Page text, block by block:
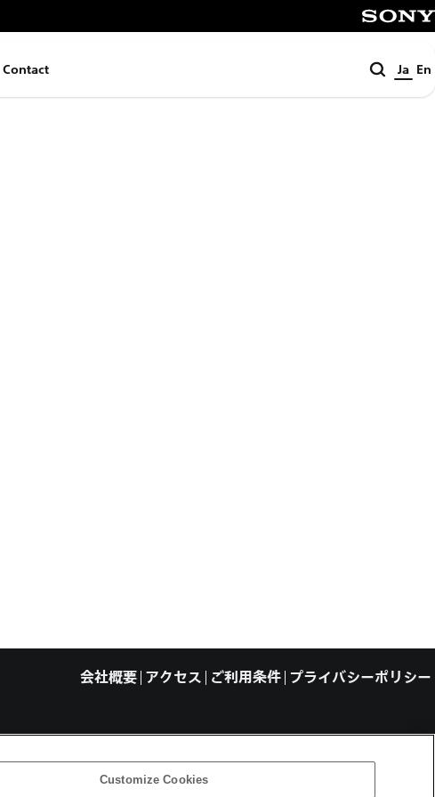
Contact
検
索
Ja En
会社概要 アクセス ご利用条件 プライバシーポリシー
Copyright ©1994–2026 Sony Computer Science Laboratories, Inc., Tokyo, Japan
Customize Cookies